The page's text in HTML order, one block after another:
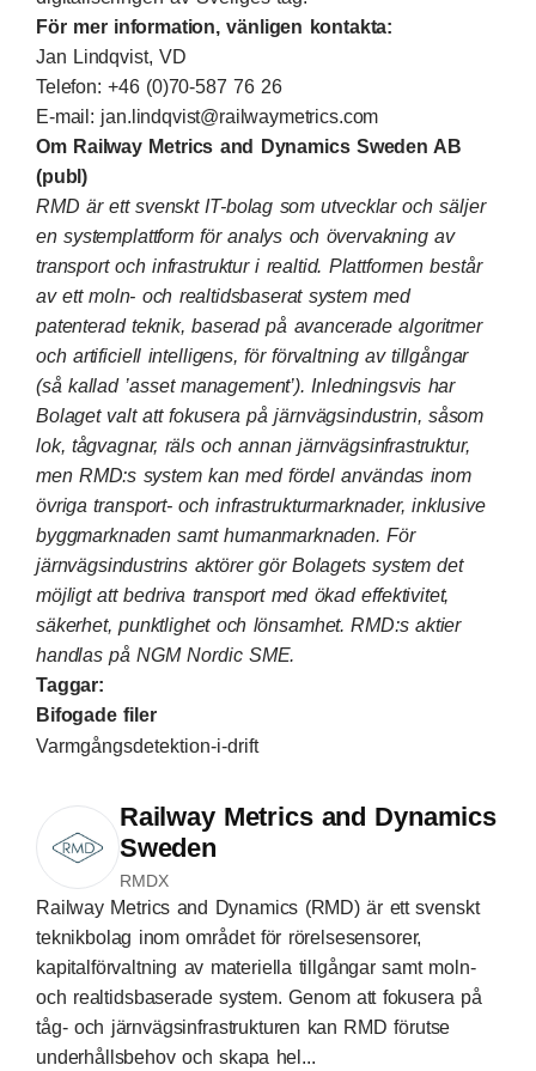
För mer information, vänligen kontakta:
Jan Lindqvist, VD
Telefon: +46 (0)70-587 76 26
E-mail: jan.lindqvist@railwaymetrics.com
Om Railway Metrics and Dynamics Sweden AB
(publ)
RMD är ett svenskt IT-bolag som utvecklar och säljer
en systemplattform för analys och övervakning av
transport och infrastruktur i realtid. Plattformen består
av ett moln- och realtidsbaserat system med
patenterad teknik, baserad på avancerade algoritmer
och artificiell intelligens, för förvaltning av tillgångar
(så kallad ’asset management’). Inledningsvis har
Bolaget valt att fokusera på järnvägsindustrin, såsom
lok, tågvagnar, räls och annan järnvägsinfrastruktur,
men RMD:s system kan med fördel användas inom
övriga transport- och infrastrukturmarknader, inklusive
byggmarknaden samt humanmarknaden. För
järnvägsindustrins aktörer gör Bolagets system det
möjligt att bedriva transport med ökad effektivitet,
säkerhet, punktlighet och lönsamhet. RMD:s aktier
handlas påNGM Nordic SME.
Taggar:
Bifogade filer
Varmgångsdetektion-i-drift
Railway Metrics and Dynamics
Sweden
RMDX
Railway Metrics and Dynamics (RMD) är ett svenskt
teknikbolag inom området för rörelsesensorer,
kapitalförvaltning av materiella tillgångar samt moln-
och realtidsbaserade system. Genom att fokusera på
tåg- och järnvägsinfrastrukturen kan RMD förutse
underhållsbehov och skapa hel...